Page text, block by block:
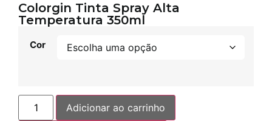
Colorgin Tinta Spray Alta
Temperatura 350ml
Cor
Adicionar ao carrinho